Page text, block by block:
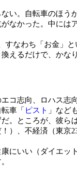
。自転車のほう
なかった。中に
なわち「お金」
えるだけで、か
志向、ロハス志
車「 ピスト 」など
ところが、彼ら
）、不経済（東
にいい（ダイエ